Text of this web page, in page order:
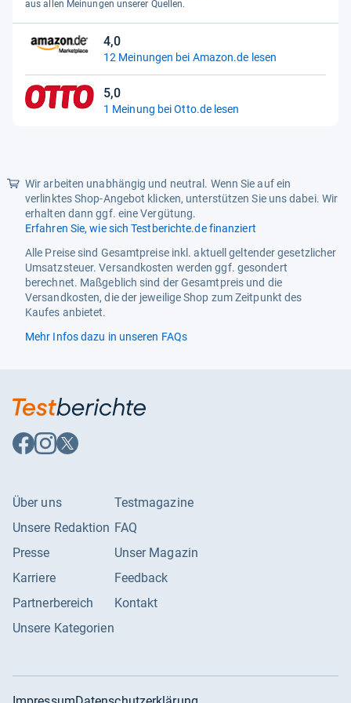
Haushalten genutzt werden
können
WEEE.EARREGISTRATIONNO 60627594
WEEE.EARREPRESENTATIVE
hesselmann service GmbH für
5
Sternen
aus allen Meinungen unserer Quellen.
4,0
4,0
von
Sternen
12 Meinungen bei Amazon.de lesen
5,0
5,0
von
1 Meinung bei Otto.de lesen
Wir arbeiten unabhängig und neutral. Wenn Sie auf ein
verlinktes Shop-Angebot klicken, unterstützen Sie uns dabei. Wir
erhalten dann ggf. eine Vergütung.
Erfahren Sie, wie sich Testberichte.de finanziert
Alle Preise sind Gesamtpreise inkl. aktuell geltender gesetzlicher
Umsatzsteuer. Versandkosten werden ggf. gesondert
berechnet. Maßgeblich sind der Gesamtpreis und die
Versandkosten, die der jeweilige Shop zum Zeitpunkt des
Kaufes anbietet.
Mehr Infos dazu in unseren FAQs
Auf
Facebook
Auf
Instagram
Auf
X
Über uns
Unsere Redaktion
Presse
Karriere
Partnerbereich
Unsere Kategorien
Testmagazine
FAQ
Unser Magazin
Feedback
Kontakt